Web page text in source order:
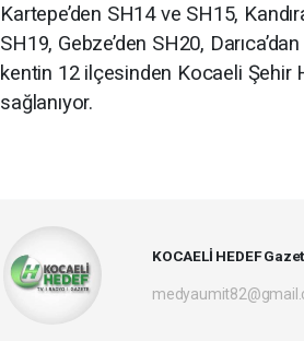
Kartepe’den SH14 ve SH15,
SH19, Gebze’den SH20,
kentin 12 ilçesinden Kocaeli Şehir
sağlanıyor.
KOCAELİ HEDEF